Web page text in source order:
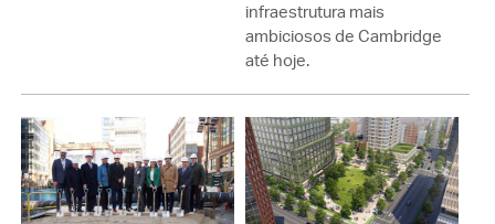
infraestrutura mais
ambiciosos de Cambridge
até hoje.